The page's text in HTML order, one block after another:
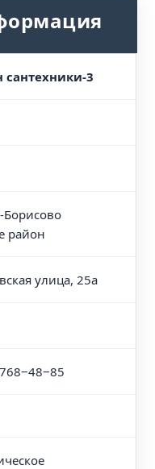
сантехники-3
Борисово
район
улица, 25а